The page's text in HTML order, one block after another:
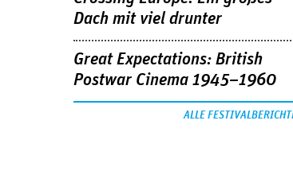
Dach mit viel drunter
Great Expectations: British
Postwar Cinema 1945–1960
ALLE